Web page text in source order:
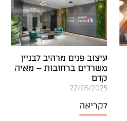
עיצוב פנים מרהיב לבניין
משרדים ברחובות – מאיה
קדם
22/05/2025
לקריאה